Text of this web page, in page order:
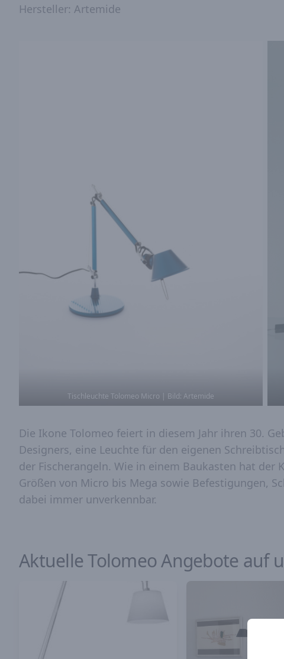
Hersteller: Artemide
Tischleuchte Tolomeo Micro | Bild: Artemide
Die Ikone Tolomeo feiert in diesem Jahr ihren 30.
Designers, eine Leuchte für den eigenen
der Fischerangeln. Wie in einem Baukasten hat der
Größen von Micro bis Mega sowie Befestigungen,
dabei immer unverkennbar.
Aktuelle Tolomeo Angebote auf